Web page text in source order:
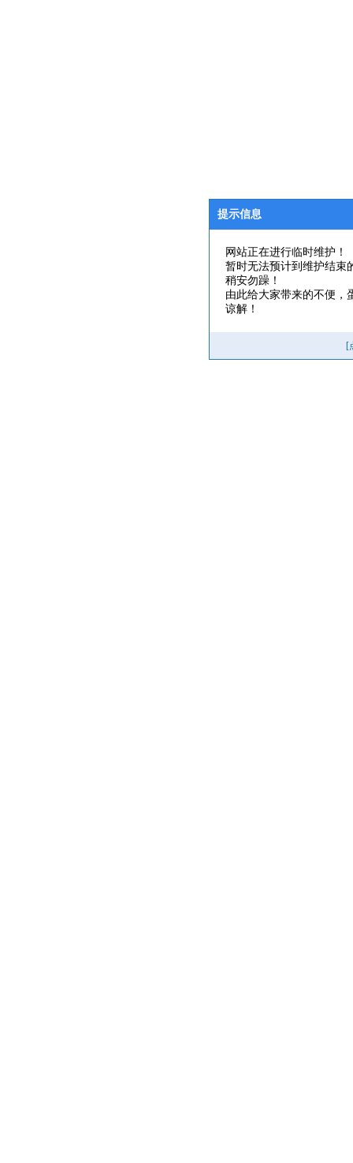
提示信息
网站正在进行临时维护！
暂时无法预计到维护结束
稍安勿躁！
由此给大家带来的不便，
谅解！
[